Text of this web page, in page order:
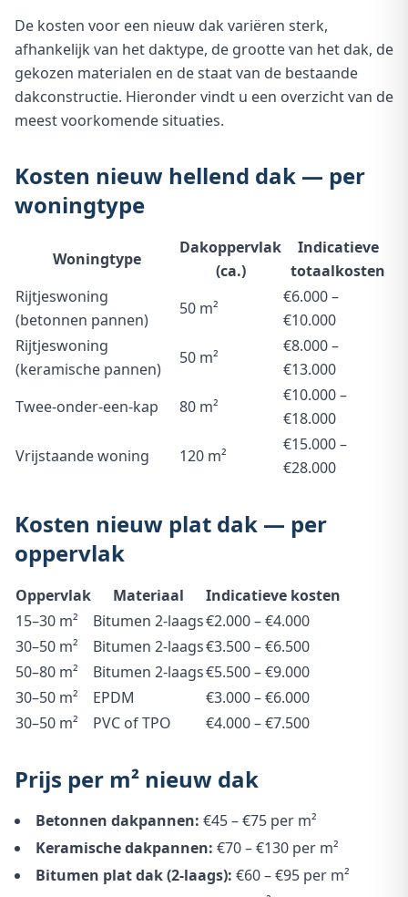
De kosten voor een nieuw dak variëren sterk,
afhankelijk van het daktype, de grootte van het dak, de
gekozen materialen en de staat van de bestaande
dakconstructie. Hieronder vindt u een overzicht van de
meest voorkomende situaties.
Kosten nieuw hellend dak — per
woningtype
Woningtype
Dakoppervlak
(ca.)
Indicatieve
totaalkosten
Rijtjeswoning
(betonnen pannen)
50 m²
€6.000 –
€10.000
Rijtjeswoning
(keramische pannen)
50 m²
€8.000 –
€13.000
Twee-onder-een-kap
80 m²
€10.000 –
€18.000
Vrijstaande woning
120 m²
€15.000 –
€28.000
Kosten nieuw plat dak — per
oppervlak
Oppervlak Materiaal
Indicatieve kosten
15–30 m²
Bitumen 2-laags€2.000 – €4.000
30–50 m²
Bitumen 2-laags€3.500 – €6.500
50–80 m²
Bitumen 2-laags€5.500 – €9.000
30–50 m²
EPDM
€3.000 – €6.000
30–50 m²
PVC of TPO €4.000 – €7.500
Prijs per m² nieuw dak
Betonnen dakpannen: €45 – €75 per m²
Keramische dakpannen: €70 – €130 per m²
Bitumen plat dak (2-laags): €60 – €95 per m²